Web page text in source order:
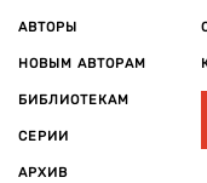
АВТОРЫ
НОВЫМ АВТОРАМ
БИБЛИОТЕКАМ
СЕРИИ
АРХИВ